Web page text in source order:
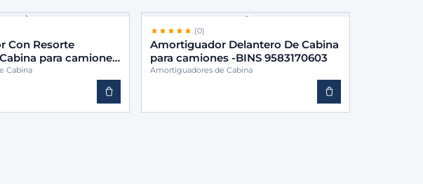
Con Resorte
para camiones
Cabina
(0)
Amortiguador Delantero De Cabina
para camiones -BINS 9583170603
Amortiguadores de Cabina